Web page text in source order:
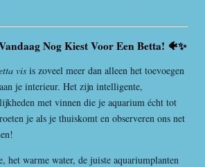
Nog Kiest Voor Een Betta! 🐠✨
vis is zoveel meer dan alleen het toevoegen
je interieur. Het zijn intelligente,
met vinnen die je aquarium écht tot
je als je thuiskomt en observeren ons net
het warme water, de juiste aquariumplanten